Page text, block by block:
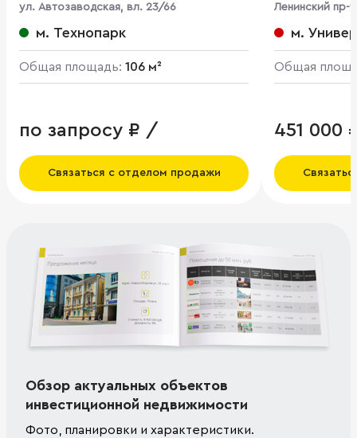
ул. Автозаводская, вл. 23/66
м. Технопарк
Общая площадь: 106 м²
по запросу ₽ /
Связаться с отделом продажи
Ленинский пр-
м.
Общая
451
Обзор актуальных объектов
инвестиционной недвижимости
Фото, планировки и характеристики.